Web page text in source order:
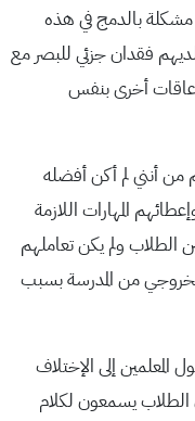
بالدمج في هذه
فقدان جزئي للبصر مع
أخرى بنفس
من أنني لم أكن أفضله
المهارات اللازمة
الطلاب ولم يكن تعاملهم
لخروجي من المدرسة بسبب
إلى الإختلاف
الطلاب يسمعون لكلام